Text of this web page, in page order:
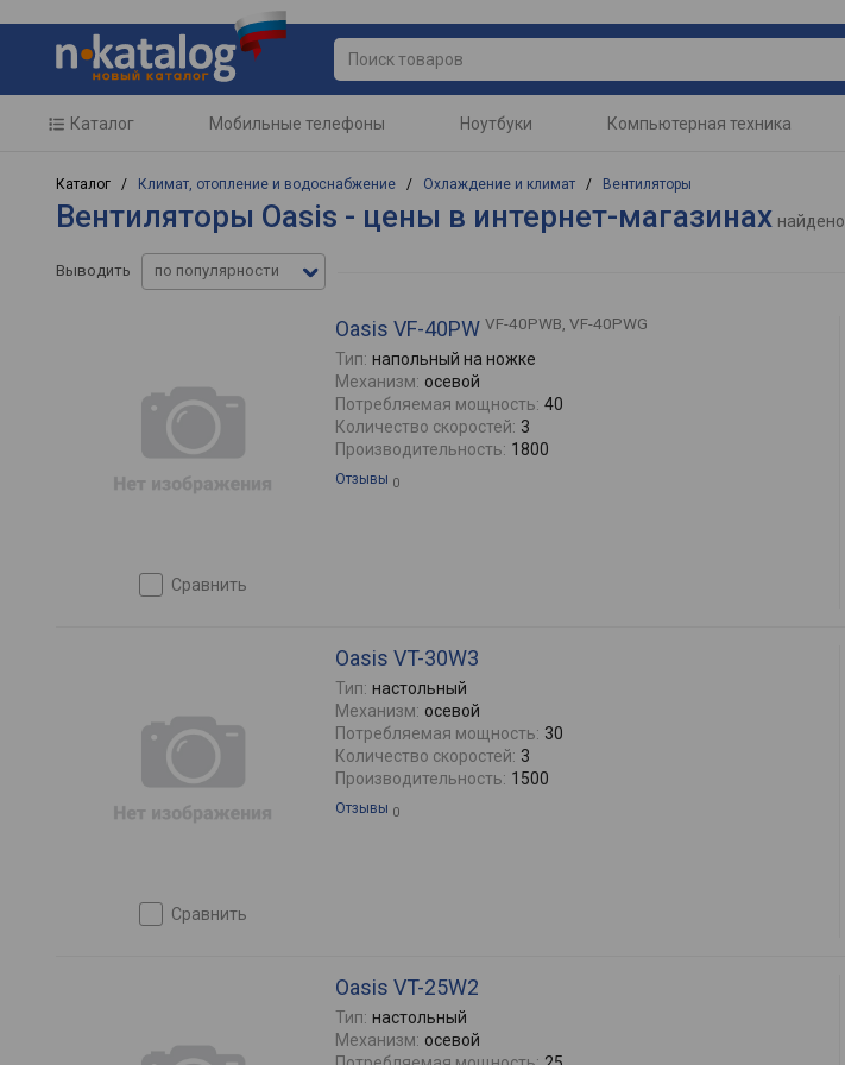
Каталог Мобильные телефоны Ноутбуки Компьютерная техника
Каталог / Климат, отопление и водоснабжение / Охлаждение и климат / Вентиляторы
Вентиляторы Oasis - цены в интернет-магазинах найдено
Выводить по популярности
сравнить
Oasis VF-40PW VF-40PWB, VF-40PWG
Тип: напольный на ножке
Механизм: осевой
Потребляемая мощность: 40
Количество скоростей: 3
Производительность: 1800
Отзывы 0
сравнить
Oasis VT-30W3
Тип: настольный
Механизм: осевой
Потребляемая мощность: 30
Количество скоростей: 3
Производительность: 1500
Отзывы 0
Oasis VT-25W2
Тип: настольный
Механизм: осевой